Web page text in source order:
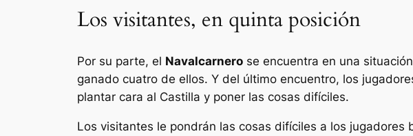
Los visitantes, en quinta posición
Por su parte, el Navalcarnero se encuentra en una
ganado cuatro de ellos. Y del último encuentro, los
plantar cara al Castilla y poner las cosas difíciles.
Los visitantes le pondrán las cosas difíciles a los